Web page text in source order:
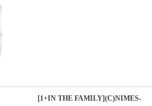
[1+IN THE FAMILY](C)NIMES-